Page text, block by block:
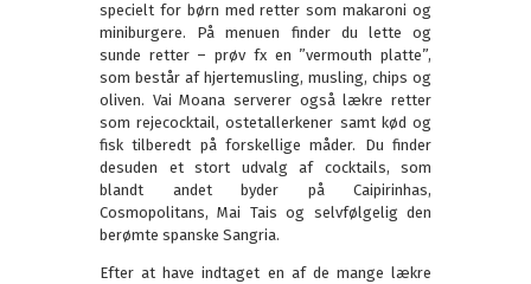
specielt for børn med retter som makaroni og
miniburgere. På menuen finder du lette og
sunde retter – prøv fx en ”vermouth platte”,
som består af hjertemusling, musling, chips og
oliven. Vai Moana serverer også lækre retter
som rejecocktail, ostetallerkener samt kød og
fisk tilberedt på forskellige måder. Du finder
desuden et stort udvalg af cocktails, som
blandt andet byder på Caipirinhas,
Cosmopolitans, Mai Tais og selvfølgelig den
berømte spanske Sangria.
Efter at have indtaget en af de mange lækre